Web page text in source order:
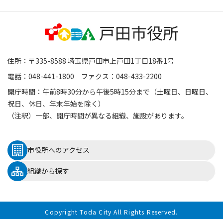
住所：〒335-8588 埼玉県戸田市上戸田1丁目18番1号
電話：048-441-1800 ファクス：048-433-2200
開庁時間：午前8時30分から午後5時15分まで（土曜日、日曜日、
祝日、休日、年末年始を除く）
（注釈）一部、開庁時間が異なる組織、施設があります。
市役所へのアクセス
組織から探す
Copyright Toda City All Rights Reserved.